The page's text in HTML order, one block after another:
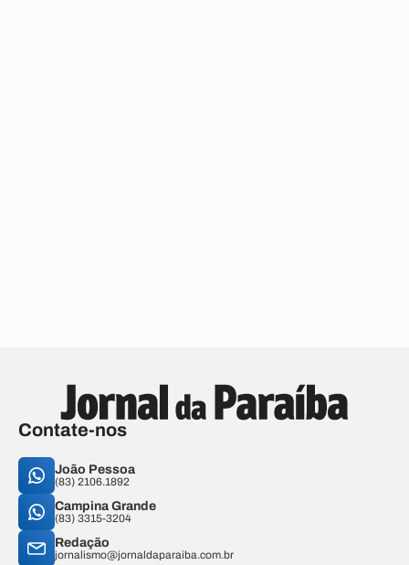
Contate-nos
João Pessoa
(83) 2106.1892
Campina Grande
(83) 3315-3204
Redação
jornalismo@jornaldaparaiba.com.br